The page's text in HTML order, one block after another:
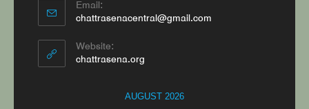
Email:
chattrasenacentral@gmail.com
Website:
chattrasena.org
AUGUST 2026